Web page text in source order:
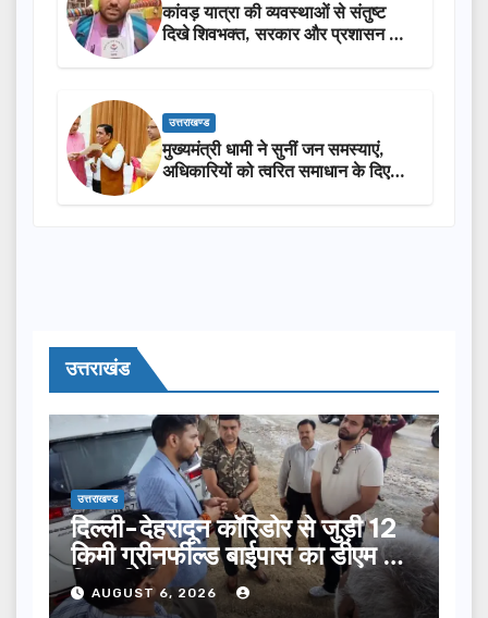
कांवड़ यात्रा की व्यवस्थाओं से संतुष्ट
दिखे शिवभक्त, सरकार और प्रशासन की
उत्तराखण्ड
मुख्यमंत्री धामी ने सुनीं जन समस्याएं,
अधिकारियों को त्वरित समाधान के दिए
उत्तराखंड
उत्तराखण्ड
दिल्ली-देहरादून कॉरिडोर से जुड़ी 12
किमी ग्रीनफील्ड बाईपास का डीएम ने
किया निरीक्षण…
AUGUST 6, 2026